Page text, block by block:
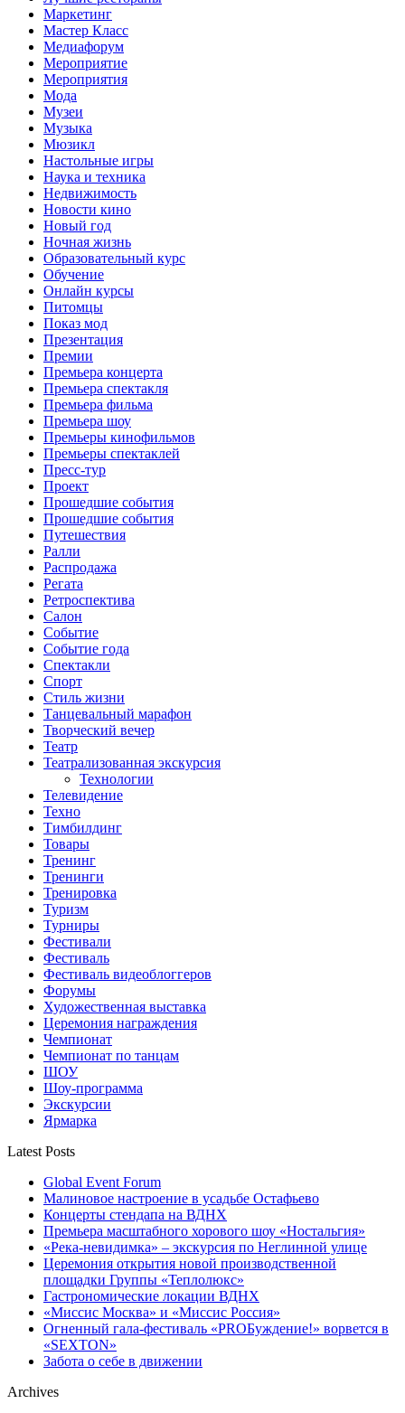
Маркетинг
Мастер Класс
Медиафорум
Мероприятие
Мероприятия
Мода
Музеи
Музыка
Мюзикл
Настольные игры
Наука и техника
Недвижимость
Новости кино
Новый год
Ночная жизнь
Образовательный курс
Обучение
Онлайн курсы
Питомцы
Показ мод
Презентация
Премии
Премьера концерта
Премьера спектакля
Премьера фильма
Премьера шоу
Премьеры кинофильмов
Премьеры спектаклей
Пресс-тур
Проект
Прошедшие события
Прошедшие события
Путешествия
Ралли
Распродажа
Регата
Ретроспектива
Салон
Событие
Событие года
Спектакли
Спорт
Стиль жизни
Танцевальный марафон
Творческий вечер
Театр
Театрализованная экскурсия
Технологии
Телевидение
Техно
Тимбилдинг
Товары
Тренинг
Тренинги
Тренировка
Туризм
Турниры
Фестивали
Фестиваль
Фестиваль видеоблоггеров
Форумы
Художественная выставка
Церемония награждения
Чемпионат
Чемпионат по танцам
ШОУ
Шоу-программа
Экскурсии
Ярмарка
Latest Posts
Global Event Forum
Малиновое настроение в усадьбе Остафьево
Концерты стендапа на ВДНХ
Премьера масштабного хорового шоу «Ностальгия»
«Река-невидимка» – экскурсия по Неглинной улице
Церемония открытия новой производственной
площадки Группы «Теплолюкс»
Гастрономические локации ВДНХ
«Миссис Москва» и «Миссис Россия»
Огненный гала-фестиваль «PROБуждение!» ворвется в
«SEXTON»
Забота о себе в движении
Archives